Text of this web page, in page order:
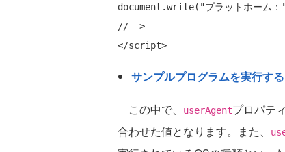
document.write( "プラットホーム：
//-->
サンプルプログラムを実行する
この中で、 userAgentプロパティ
合わせた値となります。また、